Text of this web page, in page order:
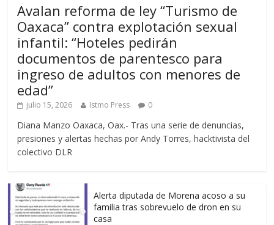
Avalan reforma de ley “Turismo de
Oaxaca” contra explotación sexual
infantil: “Hoteles pedirán
documentos de parentesco para
ingreso de adultos con menores de
edad”
julio 15, 2026 Istmo Press 0
Diana Manzo Oaxaca, Oax.- Tras una serie de denuncias,
presiones y alertas hechas por Andy Torres, hacktivista del
colectivo DLR
Alerta diputada de Morena acoso a su
familia tras sobrevuelo de dron en su
casa